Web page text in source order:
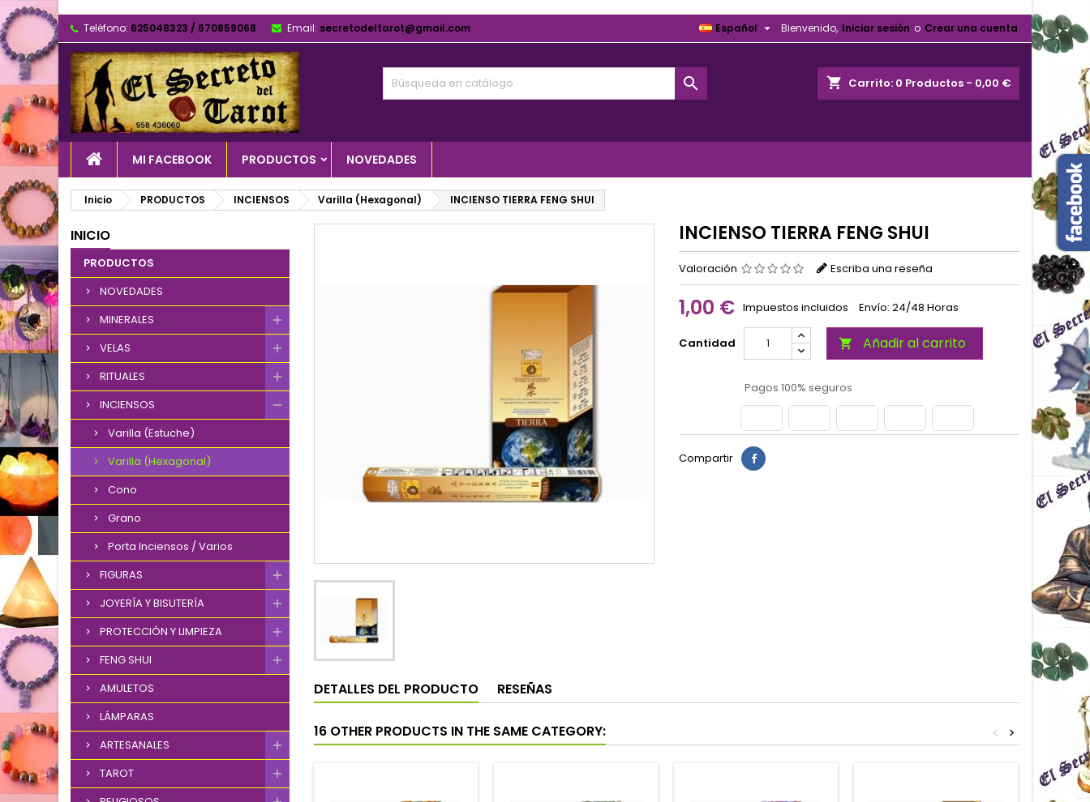
Teléfono: 625048323 / 670859068 Email: secretodeltarot@gmail.com Bienvenido, Iniciar sesión o Crear una cuenta
Español 
shopping_cart Carrito: 0 Productos - 0,00 €

MI FACEBOOK PRODUCTOS NOVEDADES
Inicio PRODUCTOS INCIENSOS Varilla (Hexagonal) INCIENSO TIERRA FENG SHUI
INICIO
PRODUCTOS
NOVEDADES
MINERALES
VELAS
RITUALES
INCIENSOS
Varilla (Estuche)
Varilla (Hexagonal)
Cono
Grano
Porta Inciensos / Varios
FIGURAS
JOYERÍA Y BISUTERÍA
PROTECCIÓN Y LIMPIEZA
FENG SHUI
AMULETOS
LÁMPARAS
ARTESANALES
TAROT
INCIENSO TIERRA FENG SHUI
Valoración Escriba una reseña
1,00 € Impuestos incluidos Envío: 24/48 Horas
Cantidad  Añadir al carrito
Pagos 100% seguros
Compartir
DETALLES DEL PRODUCTO RESEÑAS
16 OTHER PRODUCTS IN THE SAME CATEGORY: >
<